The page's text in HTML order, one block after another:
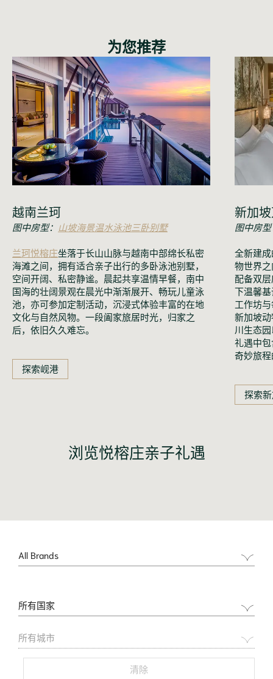
为您推荐
越南兰珂
图中房型： 山坡海景温水泳池三卧别墅
兰珂悦榕庄坐落于长山山脉与越南中部绵长私密
海滩之间，拥有适合亲子出行的多卧泳池别墅，
空间开阔、私密静谧。晨起共享温情早餐，南中
国海的壮阔景观在晨光中渐渐展开、畅玩儿童泳
池，亦可参加定制活动，沉浸式体验丰富的在地
文化与自然风物。一段阖家旅居时光，归家之
后，依旧久久难忘。
探索岘港
新加
图中房
全新建
物世界
配备双
下温馨
工作坊
新加坡
川生态
礼遇中
奇妙旅
探索
浏览悦榕庄亲子礼遇
All Brands
所有国家
所有城市
清除